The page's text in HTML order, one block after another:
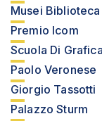
Musei
Premio Icom
Scuola Di Grafica
Paolo Veronese
Giorgio Tassotti
Palazzo Sturm